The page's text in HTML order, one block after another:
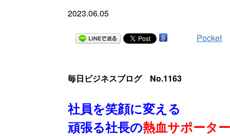
2023.06.05
Pocket
毎日ビジネスブログ No.1163
社員を笑顔に変える
頑張る社長の熱血サポーター